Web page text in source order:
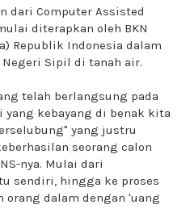
dari Computer Assisted
diterapkan oleh BKN
Republik Indonesia dalam
Sipil di tanah air.
telah berlangsung pada
yang kebayang di benak kita
yang justru
seorang calon
nya. Mulai dari
sendiri, hingga ke proses
dalam dengan 'uang